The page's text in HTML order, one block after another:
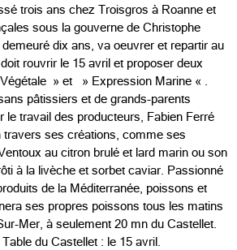
trois ans chez Troisgros à Roanne et
sous la gouverne de Christophe
dix ans, va oeuvrer et repartir au
rouvrir le 15 avril et proposer deux
» et » Expression Marine « .
pâtissiers et de grands-parents
le travail des producteurs, Fabien Ferré
travers ses créations, comme ses
au citron brulé et lard marin ou son
à la livèche et sorbet caviar. Passionné
de la Méditerranée, poissons et
ses propres poissons tous les matins
Mer, à seulement 20 mn du Castellet.
du Castellet : le 15 avril.